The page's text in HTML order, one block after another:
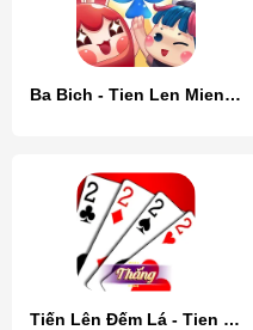
Ba Bich - Tien Len Mien Nam
Tiến Lên Đếm Lá - Tien Len